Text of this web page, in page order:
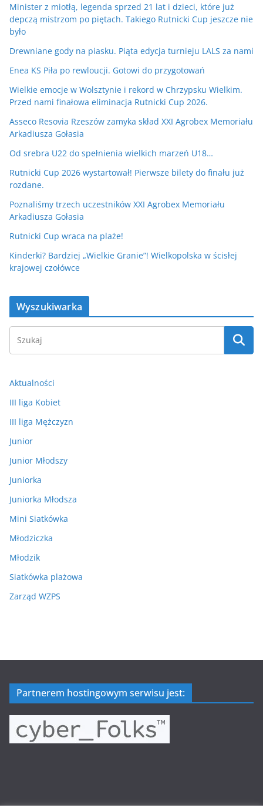
Minister z miotłą, legenda sprzed 21 lat i dzieci, które już
depczą mistrzom po piętach. Takiego Rutnicki Cup jeszcze nie
było
Drewniane gody na piasku. Piąta edycja turnieju LALS za nami
Enea KS Piła po rewloucji. Gotowi do przygotowań
Wielkie emocje w Wolsztynie i rekord w Chrzypsku Wielkim.
Przed nami finałowa eliminacja Rutnicki Cup 2026.
Asseco Resovia Rzeszów zamyka skład XXI Agrobex Memoriału
Arkadiusza Gołasia
Od srebra U22 do spełnienia wielkich marzeń U18…
Rutnicki Cup 2026 wystartował! Pierwsze bilety do finału już
rozdane.
Poznaliśmy trzech uczestników XXI Agrobex Memoriału
Arkadiusza Gołasia
Rutnicki Cup wraca na plaże!
Kinderki? Bardziej „Wielkie Granie”! Wielkopolska w ścisłej
krajowej czołówce
Wyszukiwarka
Aktualności
III liga Kobiet
III liga Mężczyzn
Junior
Junior Młodszy
Juniorka
Juniorka Młodsza
Mini Siatkówka
Młodziczka
Młodzik
Siatkówka plażowa
Zarząd WZPS
Partnerem hostingowym serwisu jest: